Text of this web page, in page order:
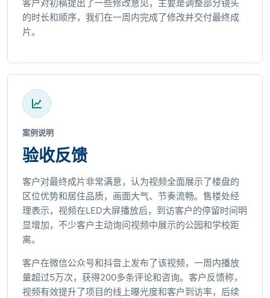
客户对初稿提出了一些修改意见，主要是调整部分镜头
的时长和顺序，我们在一周内完成了修改并交付最终成
片。
案例说明
验收反馈
客户对最终成片非常满意，认为视频全面展示了楼盘的
区位优势和居住品质，画面大气、节奏流畅。售楼处经
理表示，视频在LED大屏播放后，到访客户的停留时间明
显增加，不少客户主动询问视频中展示的公园和学校距
离。
客户在微信公众号和抖音上发布了该视频，一周内播放
量超过5万次，获得200多条评论和咨询。客户反馈称，
视频有效提升了项目的线上曝光度和客户到访率，后续